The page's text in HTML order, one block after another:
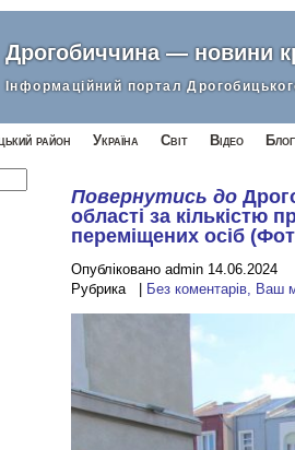
Дрогобиччина — новини
Інформаційний портал
район Україна Світ Відео
Повернутись до
області за кількістю
переміщених осіб
Опубліковано admin 14.06.2024
Рубрика | Без коментарів, Ваш